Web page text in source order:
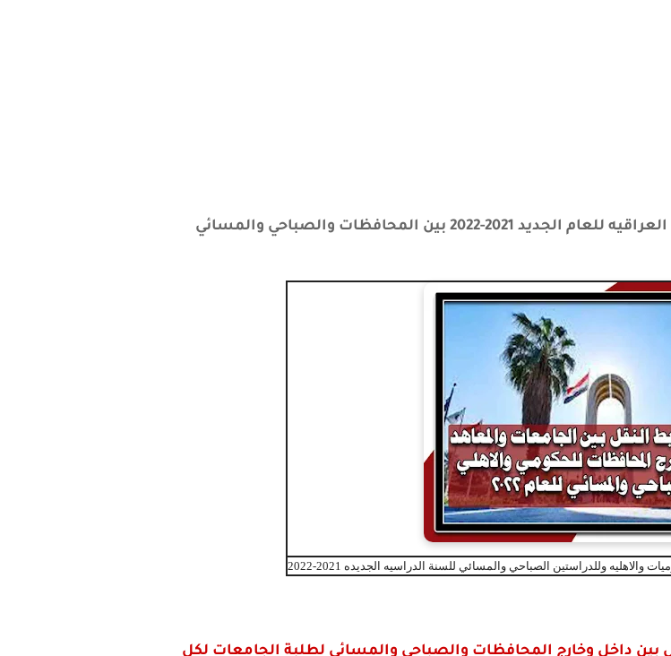
بين المحافظات والصباحي والمسائي
وللدراستين الصباحي والمسائي للسنة الدراسيه الجديده 2021-2022
بين داخل وخارج المحافظات والصباحي والمسائي لطلبة الجامعات لكل